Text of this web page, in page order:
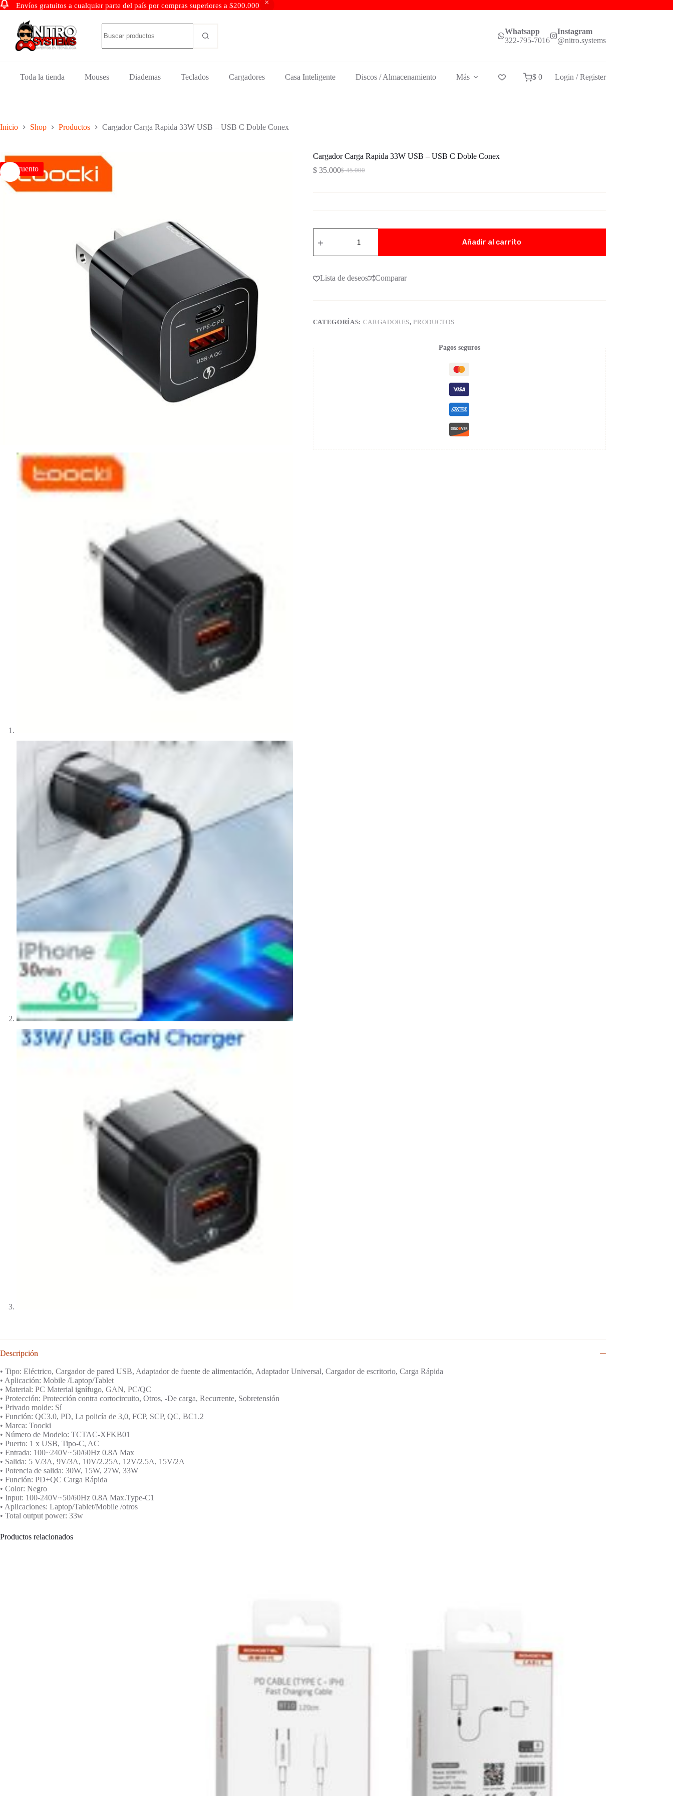
Envíos gratuitos a cualquier parte del país por compras superiores a $200.000
Whatsapp
322-795-7016
Instagram
@nitro.systems
Toda la tienda Mouses Diademas Teclados Cargadores Casa Inteligente Discos / Almacenamiento Más $0 Login / Register
Inicio Shop Productos Cargador Carga Rapida 33W USB – USB C Doble Conex
Descuento
Cargador Carga Rapida 33W USB – USB C Doble Conex
$45.000
$35.000
Añadir al carrito
Lista de deseos Comparar
CATEGORÍAS: CARGADORES,PRODUCTOS
Pagos seguros
Descripción
• Tipo: Eléctrico, Cargador de pared USB, Adaptador de fuente de alimentación, Adaptador Universal, Cargador de escritorio, Carga Rápida
• Aplicación: Mobile /Laptop/Tablet
• Material: PC Material ignífugo, GAN, PC/QC
• Protección: Protección contra cortocircuito, Otros, -De carga, Recurrente, Sobretensión
• Privado molde: Sí
• Función: QC3.0, PD, La policía de 3,0, FCP, SCP, QC, BC1.2
• Marca: Toocki
• Número de Modelo: TCTAC-XFKB01
• Puerto: 1 x USB, Tipo-C, AC
• Entrada: 100~240V~50/60Hz 0.8A Max
• Salida: 5 V/3A, 9V/3A, 10V/2.25A, 12V/2.5A, 15V/2A
• Potencia de salida: 30W, 15W, 27W, 33W
• Función: PD+QC Carga Rápida
• Color: Negro
• Input: 100-240V~50/60Hz 0.8A Max.Type-C1
• Aplicaciones: Laptop/Tablet/Mobile /otros
• Total output power: 33w
Productos relacionados